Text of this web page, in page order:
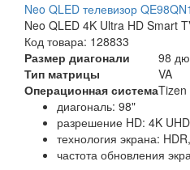
Neo QLED телевизор
Neo QLED 4K Ultra HD Smart
Код товара: 128833
Размер диагонали
98
Тип матрицы
VA
Операционная системаTizen
диагональ: 98"
разрешение HD: 4K UHD
технология экрана:
частота обновления